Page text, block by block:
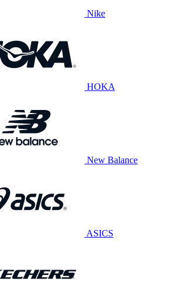
Nike
HOKA
New Balance
ASICS